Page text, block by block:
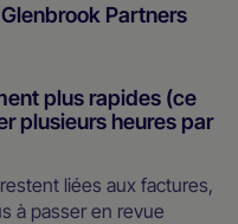
Partners
plus rapides (ce
plusieurs heures par
liées aux factures,
à passer en revue